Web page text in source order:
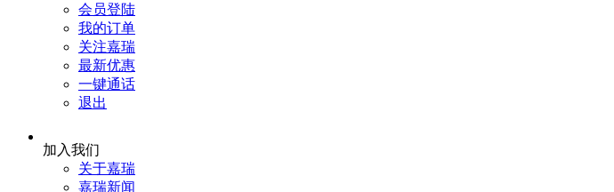
会员登陆
我的订单
关注嘉瑞
最新优惠
一键通话
退出
加入我们
关于嘉瑞
嘉瑞新闻